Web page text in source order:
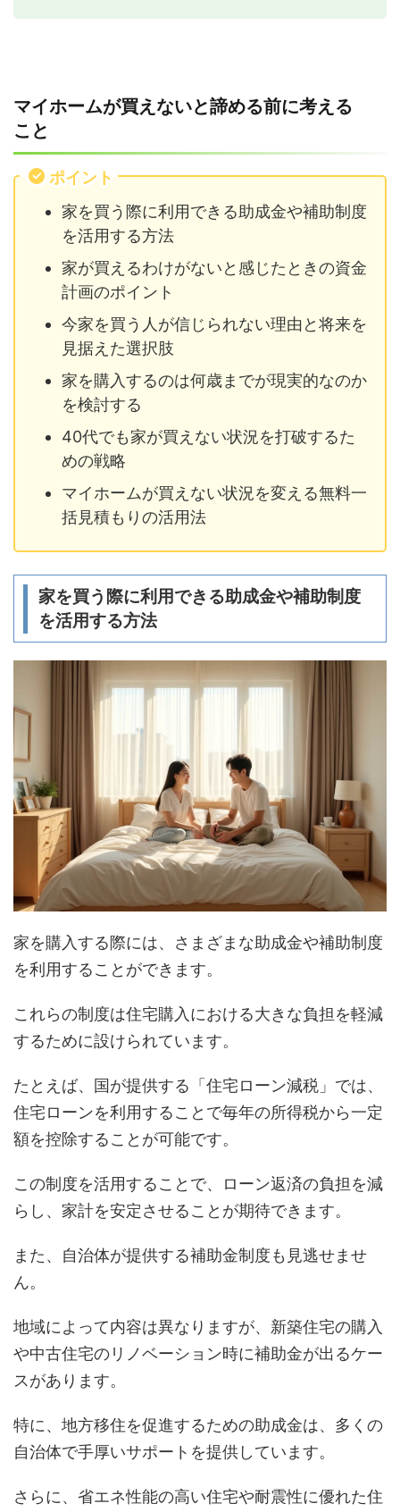
マイホームが買えないと諦める前に考える
こと
ポイント
家を買う際に利用できる助成金や補助制度
を活用する方法
家が買えるわけがないと感じたときの資金
計画のポイント
今家を買う人が信じられない理由と将来を
見据えた選択肢
家を購入するのは何歳までが現実的なのか
を検討する
40代でも家が買えない状況を打破するた
めの戦略
マイホームが買えない状況を変える無料一
括見積もりの活用法
家を買う際に利用できる助成金や補助制度
を活用する方法
家を購入する際には、さまざまな助成金や補助制度
を利用することができます。
これらの制度は住宅購入における大きな負担を軽減
するために設けられています。
たとえば、国が提供する「住宅ローン減税」では、
住宅ローンを利用することで毎年の所得税から一定
額を控除することが可能です。
この制度を活用することで、ローン返済の負担を減
らし、家計を安定させることが期待できます。
また、自治体が提供する補助金制度も見逃せませ
ん。
地域によって内容は異なりますが、新築住宅の購入
や中古住宅のリノベーション時に補助金が出るケー
スがあります。
特に、地方移住を促進するための助成金は、多くの
自治体で手厚いサポートを提供しています。
さらに、省エネ性能の高い住宅や耐震性に優れた住